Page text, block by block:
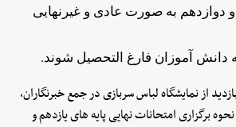
و دوازدهم به صورت عادی و غیرنهایی
دانش آموزان فارغ التحصیل شوند.
از نمایشگاه لباس سربازی در جمع خبرنگاران،
برگزاری امتحانات نهایی پایه های یازدهم و